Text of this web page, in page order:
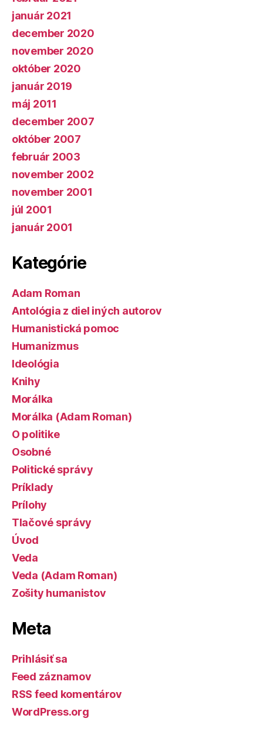
január 2021
december 2020
november 2020
október 2020
január 2019
máj 2011
december 2007
október 2007
február 2003
november 2002
november 2001
júl 2001
január 2001
Kategórie
Adam Roman
Antológia z diel iných autorov
Humanistická pomoc
Humanizmus
Ideológia
Knihy
Morálka
Morálka (Adam Roman)
O politike
Osobné
Politické správy
Príklady
Prílohy
Tlačové správy
Úvod
Veda
Veda (Adam Roman)
Zošity humanistov
Meta
Prihlásiť sa
Feed záznamov
RSS feed komentárov
WordPress.org